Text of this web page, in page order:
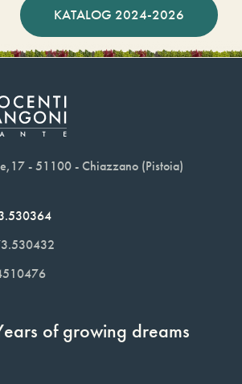
KATALOG 2024-2026
- 51100 - Chiazzano (Pistoia)
of growing dreams